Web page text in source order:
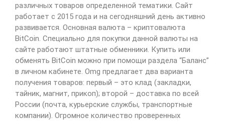
различных товаров определенной тематики. Сайт
работает с 2015 года и на сегодняшний день активно
развивается. Основная валюта – криптовалюта
BitCoin. Специально для покупки данной валюты на
сайте работают штатные обменники. Купить или
обменять BitCoin можно при помощи раздела “Баланс”
в личном кабинете. Omg предлагает два варианта
получения товаров: первый – это клад (закладки,
тайник, магнит, прикоп); второй – доставка по всей
России (почта, курьерские службы, транспортные
компании). Огромное количество проверенных